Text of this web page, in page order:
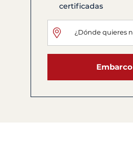
certificadas
Embarco